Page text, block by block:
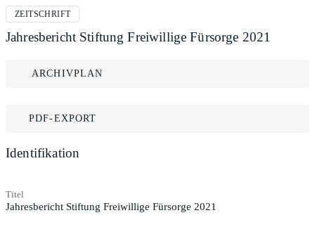
ZEITSCHRIFT
Jahresbericht Stiftung Freiwillige Fürsorge 2021
ARCHIVPLAN
PDF-EXPORT
Identifikation
Titel
Jahresbericht Stiftung Freiwillige Fürsorge 2021